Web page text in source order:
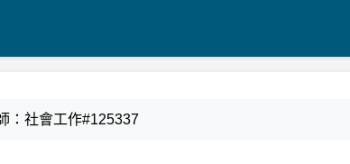
：社會工作#125337